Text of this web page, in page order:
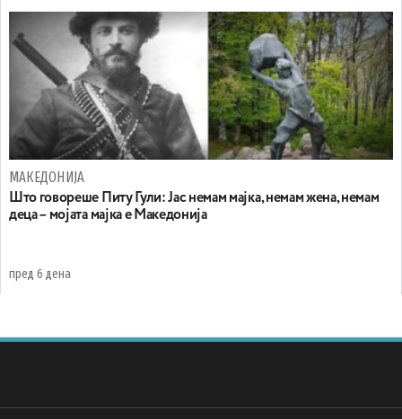
МАКЕДОНИЈА
Што говореше Питу Гули: Јас немам мајка, немам жена, немам
деца – мојата мајка е Македонија
пред 6 дена